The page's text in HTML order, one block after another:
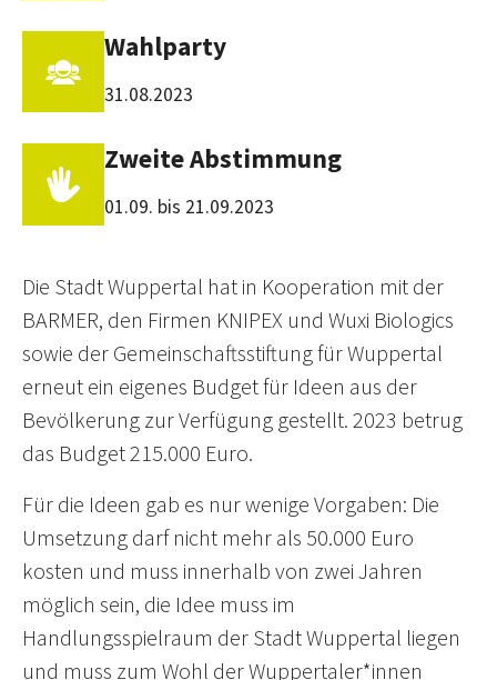
Wahlparty
31.08.2023
Zweite Abstimmung
01.09. bis 21.09.2023
Die Stadt Wuppertal hat in Kooperation mit der
BARMER, den Firmen KNIPEX und Wuxi Biologics
sowie der Gemeinschaftsstiftung für Wuppertal
erneut ein eigenes Budget für Ideen aus der
Bevölkerung zur Verfügung gestellt. 2023 betrug
das Budget 215.000 Euro.
Für die Ideen gab es nur wenige Vorgaben: Die
Umsetzung darf nicht mehr als 50.000 Euro
kosten und muss innerhalb von zwei Jahren
möglich sein, die Idee muss im
Handlungsspielraum der Stadt Wuppertal liegen
und muss zum Wohl der Wuppertaler*innen